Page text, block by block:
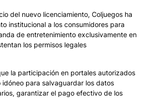
del nuevo licenciamiento, Coljuegos ha
institucional a los consumidores para
de entretenimiento exclusivamente en
los permisos legales
la participación en portales autorizados
idóneo para salvaguardar los datos
garantizar el pago efectivo de los